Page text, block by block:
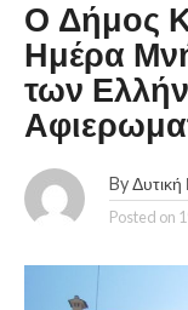
Ο Δήμος
Ημέρα
των
By
Posted on